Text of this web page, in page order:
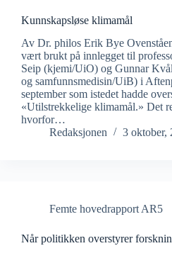
Kunnskapsløse klimamål
Av Dr. philos Erik Bye
vært brukt på innlegget til
Seip (kjemi/UiO) og Gunnar
og samfunnsmedisin/UiB) i
september som istedet hadde
«Utilstrekkelige klimamål.» Det
hvorfor…
Redaksjonen
3 oktober,
Femte hovedrapport AR5
Når politikken overstyrer